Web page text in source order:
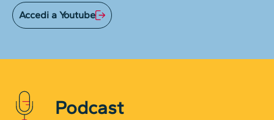
Accedi a Youtube
Podcast